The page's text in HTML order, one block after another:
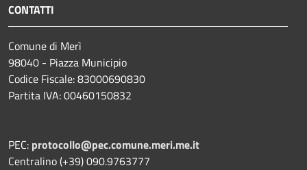
CONTATTI
Comune di Merì
98040 - Piazza Municipio
Codice Fiscale: 83000690830
Partita IVA: 00460150832
PEC: protocollo@pec.comune.meri.me.it
Centralino (+39) 090.9763777